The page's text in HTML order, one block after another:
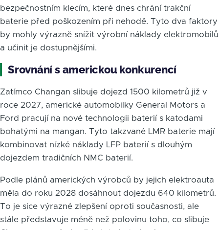
bezpečnostním klecím, které dnes chrání trakční
baterie před poškozením při nehodě. Tyto dva faktory
by mohly výrazně snížit výrobní náklady elektromobilů
a učinit je dostupnějšími.
Srovnání s americkou konkurencí
Zatímco Changan slibuje dojezd 1500 kilometrů již v
roce 2027, americké automobilky General Motors a
Ford pracují na nové technologii baterií s katodami
bohatými na mangan. Tyto takzvané LMR baterie mají
kombinovat nízké náklady LFP baterií s dlouhým
dojezdem tradičních NMC baterií.
Podle plánů amerických výrobců by jejich elektroauta
měla do roku 2028 dosáhnout dojezdu 640 kilometrů.
To je sice výrazné zlepšení oproti současnosti, ale
stále představuje méně než polovinu toho, co slibuje